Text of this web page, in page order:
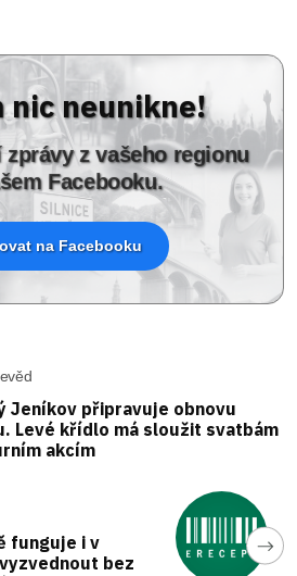
nic neunikne!
z vašeho regionu
Facebooku.
na Facebooku
Jeníkov připravuje obnovu
Levé křídlo má sloužit svatbám
akcím
funguje i v
bez